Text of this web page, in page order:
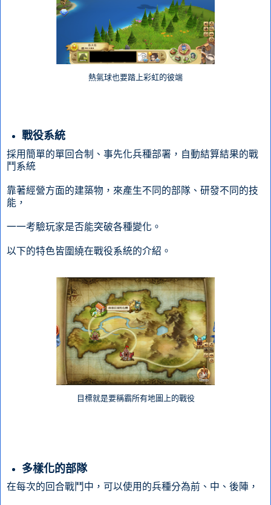
熱氣球也要踏上彩虹的彼端
戰役系統
採用簡單的單回合制、事先化兵種部署，自動結算結果的戰
鬥系統
靠著經營方面的建築物，來產生不同的部隊、研發不同的技
能，
一一考驗玩家是否能突破各種變化。
以下的特色皆圍繞在戰役系統的介紹。
目標就是要稱霸所有地圖上的戰役
多樣化的部隊
在每次的回合戰鬥中，可以使用的兵種分為前、中、後陣，